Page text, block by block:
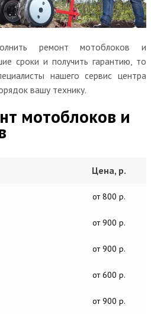
ремонт мотоблоков и
сроки и получить гарантию, то
нашего сервис центра
вашу технику.
мотоблоков и
Цена, р.
от 800 р.
от 900 р.
от 900 р.
от 600 р.
от 900 р.